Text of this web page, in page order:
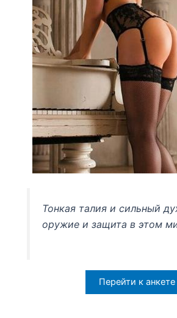
Тонкая талия и сильный
оружие и защита в этом
Перейти к анкете